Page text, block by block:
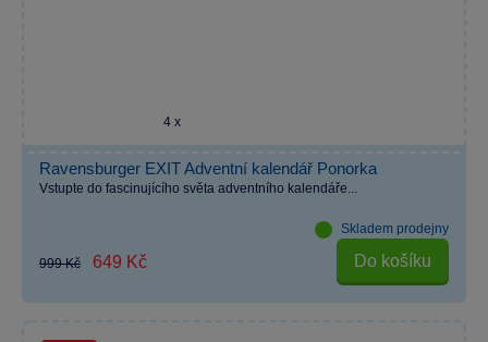
4 x
Ravensburger EXIT Adventní kalendář Ponorka
Vstupte do fascinujícího světa adventního kalendáře...
Skladem prodejny
999 Kč 649 Kč Do košíku